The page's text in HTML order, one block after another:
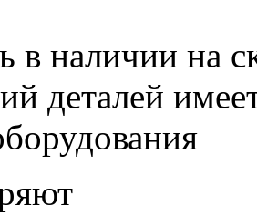
в наличии на
деталей